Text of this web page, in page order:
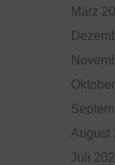
März
August
Juli